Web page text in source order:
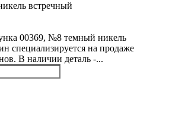
встречный
00369, №8 темный никель
специализируется на продаже
В наличии деталь -...